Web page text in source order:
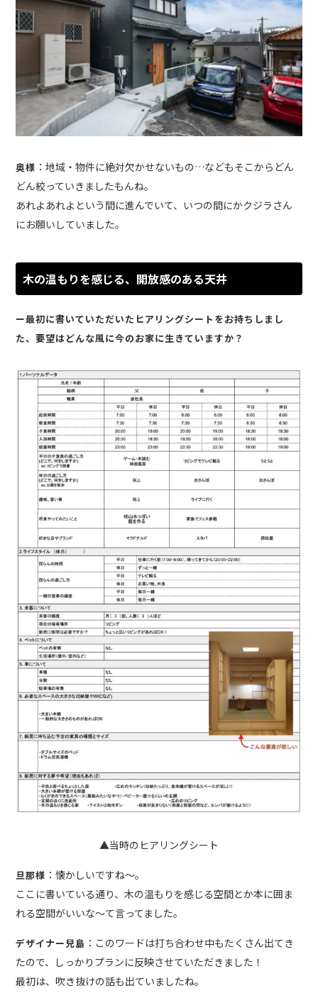
奥様 ：地域・物件に絶対欠かせないもの…などもそこからどん
どん絞っていきましたもんね。
あれよあれよという間に進んでいて、いつの間にかクジラさん
にお願いしていました。
木の温もりを感じる、開放感のある天井
ー最初に書いていただいたヒアリングシートをお持ちしまし
た、要望はどんな風に今のお家に生きていますか？
▲当時のヒアリングシート
旦那様 ：懐かしいですね〜。
ここに書いている通り、木の温もりを感じる空間とか本に囲ま
れる空間がいいな〜て言ってました。
デザイナー兒島 ：このワードは打ち合わせ中もたくさん出てき
たので、しっかりプランに反映させていただきました！
最初は、吹き抜けの話も出ていましたね。